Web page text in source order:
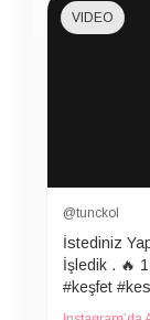
VIDEO
@tunckol
İstediniz Yaptık / Sade
İşledik . 🔥
#keşfet